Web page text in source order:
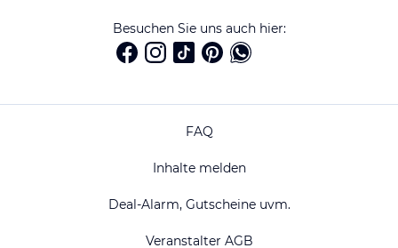
Besuchen Sie uns auch hier:
FAQ
Inhalte melden
Deal-Alarm, Gutscheine uvm.
Veranstalter AGB